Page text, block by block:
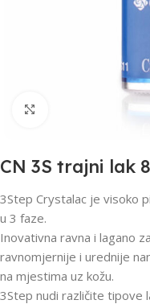
CN 3S trajni lak
3Step Crystalac je visoko
u 3 faze.
Inovativna ravna i lagano
ravnomjernije i urednije
na mjestima uz kožu.
3Step nudi različite tipove